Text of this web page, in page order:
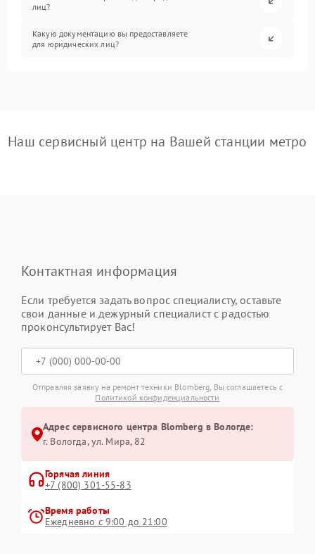
лиц?
Какую документацию вы предоставляете
для юридических лиц?
Наш сервисный центр на Вашей станции метро
Контактная информация
Если требуется задать вопрос специалисту, оставьте
свои данные и дежурный специалист с радостью
проконсультирует Вас!
Отправляя заявку на ремонт техники Blomberg, Вы соглашаетесь с
Политикой конфиденциальности
Адрес сервисного центра Blomberg в Вологде:
г. Вологда, ул. Мира, 82
Горячая линия
+7 (800) 301-55-83
Время работы
Ежедневно с 9:00 до 21:00